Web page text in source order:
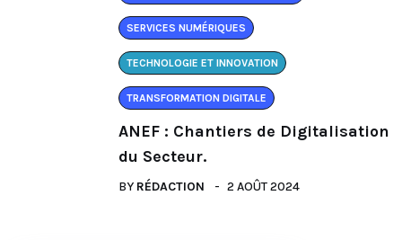
SERVICES NUMÉRIQUES
TECHNOLOGIE ET INNOVATION
TRANSFORMATION DIGITALE
ANEF : Chantiers de Digitalisation
du Secteur.
BY RÉDACTION 2 AOÛT 2024